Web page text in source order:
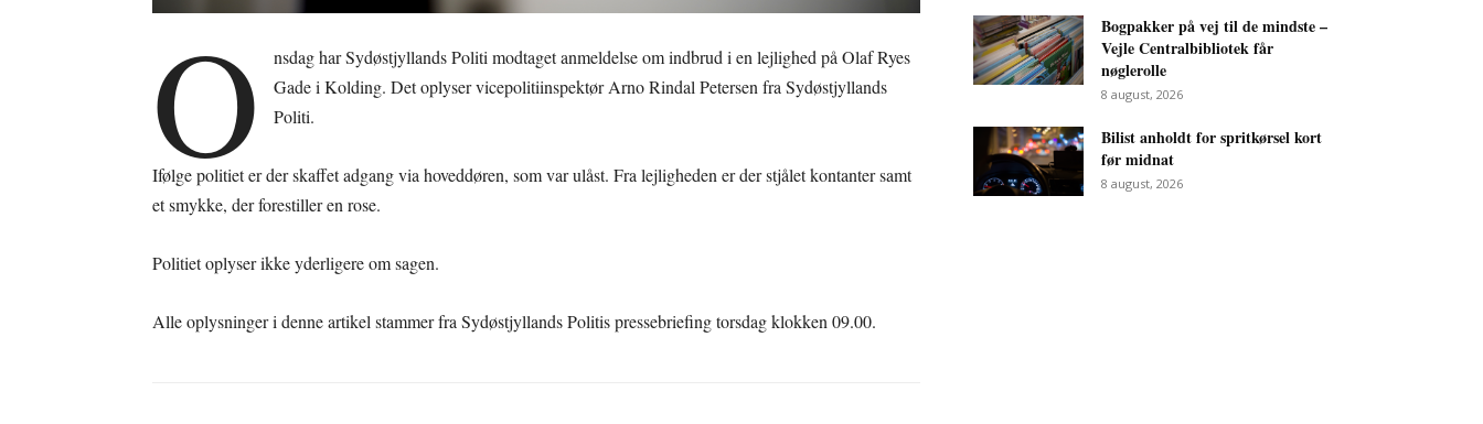
O
nsdag har Sydøstjyllands Politi modtaget anmeldelse om indbrud i en lejlighed på Olaf Ryes
Gade i Kolding. Det oplyser vicepolitiinspektør Arno Rindal Petersen fra Sydøstjyllands
Politi.
Ifølge politiet er der skaffet adgang via hoveddøren, som var ulåst. Fra lejligheden er der stjålet kontanter samt
et smykke, der forestiller en rose.
Politiet oplyser ikke yderligere om sagen.
Alle oplysninger i denne artikel stammer fra Sydøstjyllands Politis pressebriefing torsdag klokken 09.00.
Bogpakker på vej til de mindste –
Vejle Centralbibliotek får
nøglerolle
8 august, 2026
Bilist anholdt for spritkørsel kort
før midnat
8 august, 2026